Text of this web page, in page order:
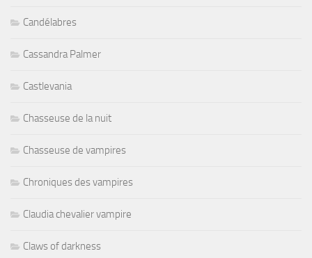
Candélabres
Cassandra Palmer
Castlevania
Chasseuse de la nuit
Chasseuse de vampires
Chroniques des vampires
Claudia chevalier vampire
Claws of darkness